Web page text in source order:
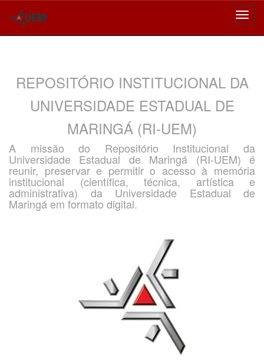
REPOSITÓRIO INSTITUCIONAL DA
UNIVERSIDADE ESTADUAL DE
MARINGÁ (RI-UEM)
A missão do Repositório Institucional da
Universidade Estadual de Maringá (RI-UEM) é
reunir, preservar e permitir o acesso à memória
institucional (científica, técnica, artística e
administrativa) da Universidade Estadual de
Maringá em formato digital.